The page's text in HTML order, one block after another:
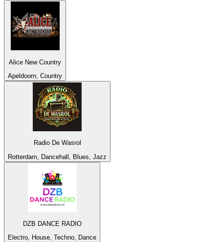
Alice New Country
Apeldoorn, Country
Radio De Wasrol
Rotterdam, Dancehall, Blues, Jazz
DZB DANCE RADIO
Electro, House, Techno, Dance